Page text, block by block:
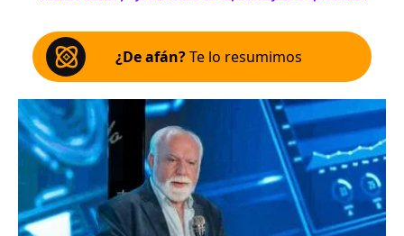
¿De afán?Te lo resumimos